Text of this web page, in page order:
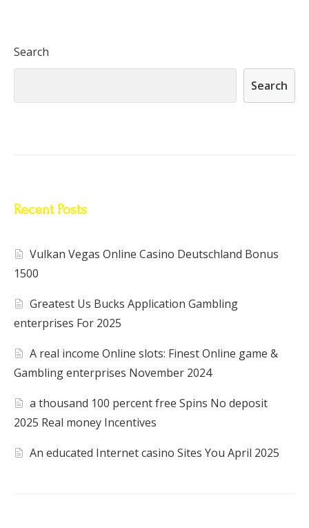
Search
Search
Recent Posts
Vulkan Vegas Online Casino Deutschland Bonus
1500
Greatest Us Bucks Application Gambling
enterprises For 2025
A real income Online slots: Finest Online game &
Gambling enterprises November 2024
a thousand 100 percent free Spins No deposit
2025 Real money Incentives
An educated Internet casino Sites You April 2025